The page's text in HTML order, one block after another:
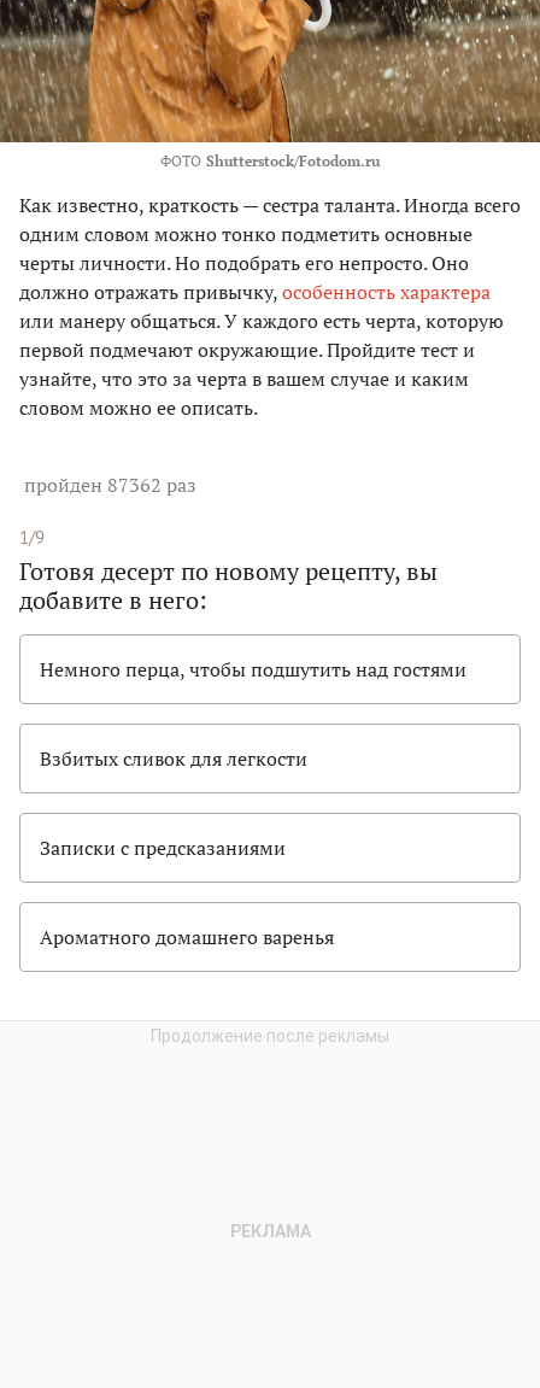
ФОТО Shutterstock/Fotodom.ru
Как известно, краткость — сестра таланта. Иногда всего
одним словом можно тонко подметить основные
черты личности. Но подобрать его непросто. Оно
должно отражать привычку,особенность характера
или манеру общаться. У каждого есть черта, которую
первой подмечают окружающие. Пройдите тест и
узнайте, что это за черта в вашем случае и каким
словом можно ее описать.
пройден 87362 раз
1/9
Готовя десерт по новому рецепту, вы
добавите в него:
Немного перца, чтобы подшутить над гостями
Взбитых сливок для легкости
Записки с предсказаниями
Ароматного домашнего варенья